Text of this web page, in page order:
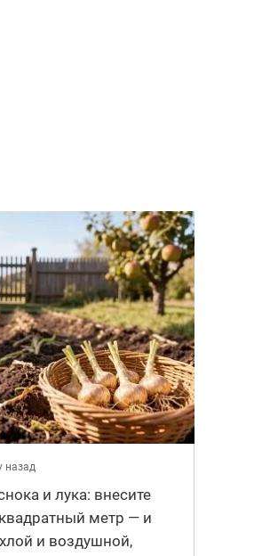
назад
и лука: внесите
метр — и
и воздушной,